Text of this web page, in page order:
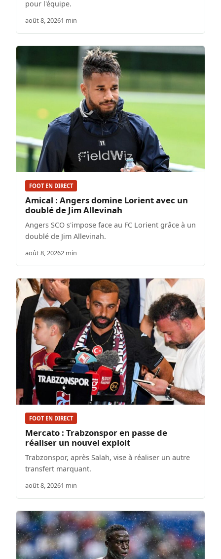
pour l'équipe.
août 8, 20261 min
FOOT EN DIRECT
Amical : Angers domine Lorient avec un
doublé de Jim Allevinah
Angers SCO s'impose face au FC Lorient grâce à un
doublé de Jim Allevinah.
août 8, 20262 min
FOOT EN DIRECT
Mercato : Trabzonspor en passe de
réaliser un nouvel exploit
Trabzonspor, après Salah, vise à réaliser un autre
transfert marquant.
août 8, 20261 min